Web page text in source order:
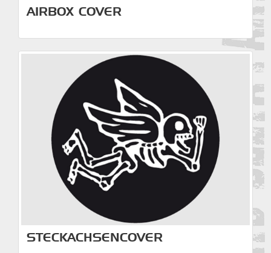
AIRBOX COVER
STECKACHSENCOVER